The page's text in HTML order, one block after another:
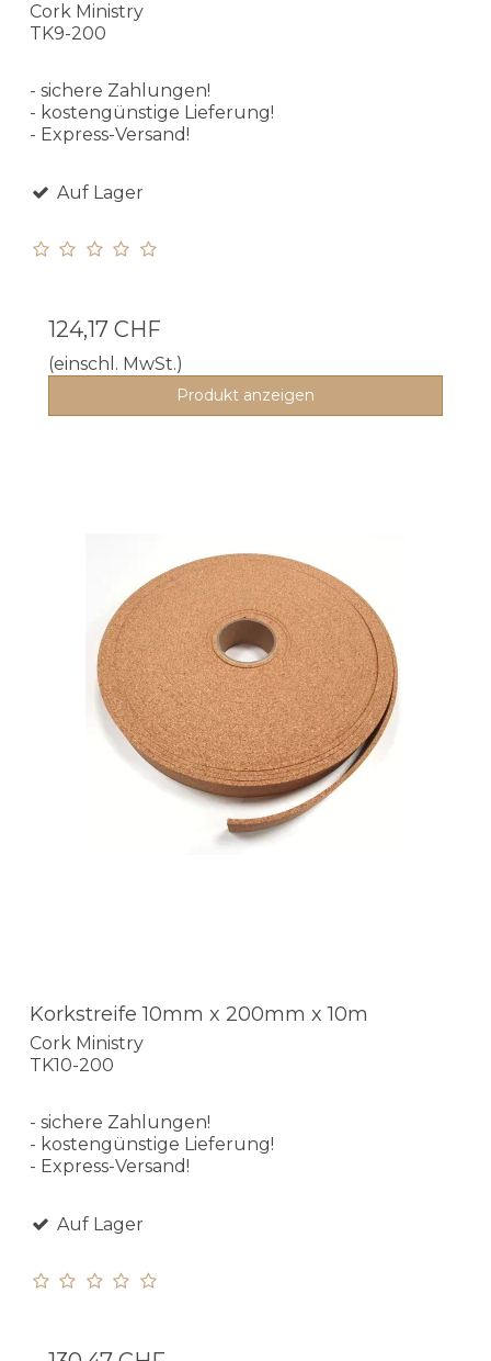
Cork Ministry
TK9-200
- sichere Zahlungen!
- kostengünstige Lieferung!
- Express-Versand!
Auf Lager
124,17 CHF
(einschl. MwSt.)
Produkt anzeigen
Korkstreife 10mm x 200mm x 10m
Cork Ministry
TK10-200
- sichere Zahlungen!
- kostengünstige Lieferung!
- Express-Versand!
Auf Lager